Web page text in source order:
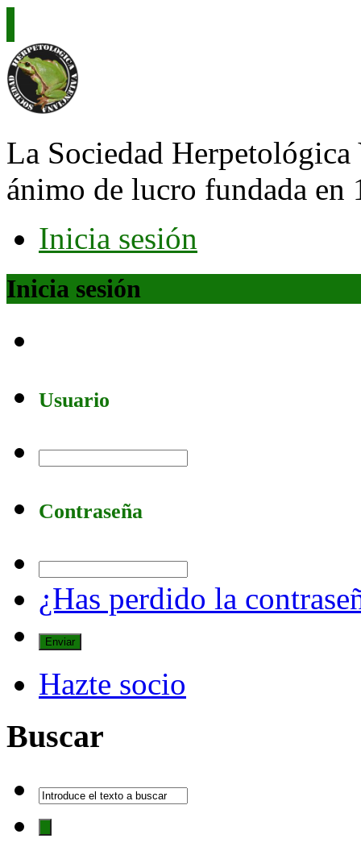
La Sociedad Herpetológica
ánimo de lucro fundada en
Inicia sesión
Inicia sesión
Usuario
Contraseña
¿Has perdido la
Hazte socio
Buscar